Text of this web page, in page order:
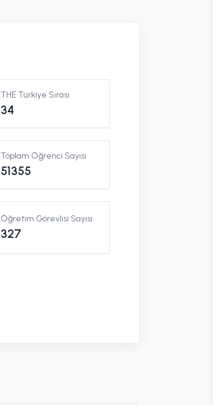
THE Türkiye Sırası
34
Toplam Öğrenci Sayısı
51355
Öğretim Görevlisi Sayısı
327